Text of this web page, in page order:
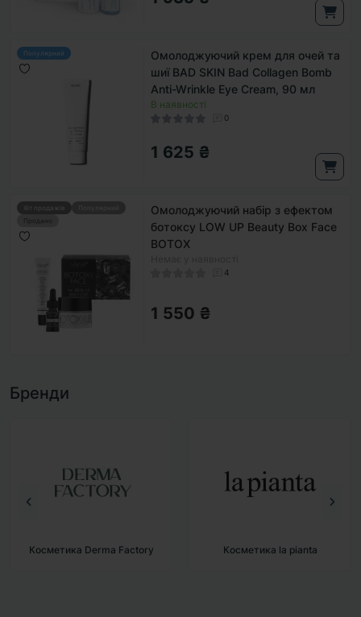
Популярний
Омолоджуючий крем для очей та
шиї BAD SKIN Bad Collagen Bomb
Anti-Wrinkle Eye Cream, 90 мл
В наявності
0
1 625 ₴
Хіт продажів
Продано
Омолоджуючий набір з ефектом
ботоксу LOW UP Beauty Box Face
BOTOX
4
1 550 ₴
Бренди
Косметика la pianta Косметика BAD SKIN